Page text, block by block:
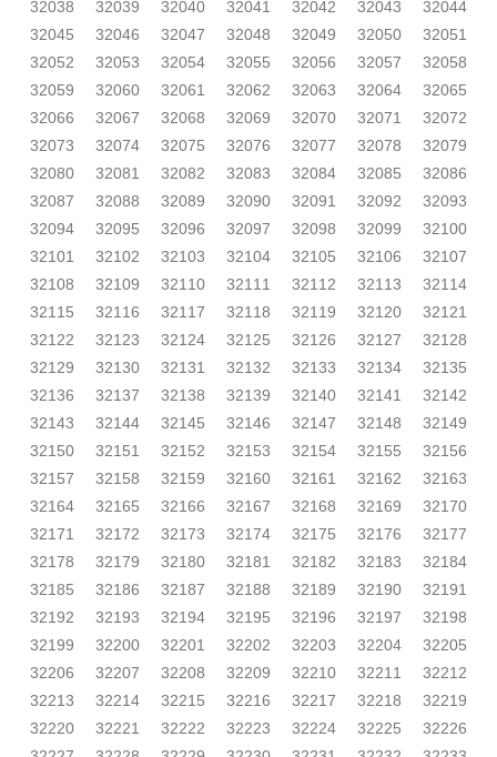
32038
32039 32040 32041 32042 32043
32044
32045
32046 32047 32048 32049 32050
32051
32052
32053 32054 32055 32056 32057
32058
32059
32060 32061 32062 32063 32064
32065
32066
32067 32068 32069 32070 32071
32072
32073
32074 32075 32076 32077 32078
32079
32080
32081 32082 32083 32084 32085
32086
32087
32088 32089 32090 32091 32092
32093
32094
32095 32096 32097 32098 32099
32100
32101
32102 32103 32104 32105 32106
32107
32108
32109 32110 32111 32112 32113
32114
32115
32116 32117 32118 32119 32120
32121
32122
32123 32124 32125 32126 32127
32128
32129
32130 32131 32132 32133 32134
32135
32136
32137 32138 32139 32140 32141
32142
32143
32144 32145 32146 32147 32148
32149
32150
32151 32152 32153 32154 32155
32156
32157
32158 32159 32160 32161 32162
32163
32164
32165 32166 32167 32168 32169
32170
32171
32172 32173 32174 32175 32176
32177
32178
32179 32180 32181 32182 32183
32184
32185
32186 32187 32188 32189 32190
32191
32192
32193 32194 32195 32196 32197
32198
32199
32200 32201 32202 32203 32204
32205
32206
32207 32208 32209 32210 32211
32212
32213
32214 32215 32216 32217 32218
32219
32220
32221 32222 32223 32224 32225
32226